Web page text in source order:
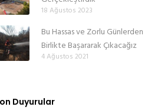
18 Ağustos 2023
Bu Hassas ve Zorlu Günlerden
Birlikte Başararak Çıkacağız
4 Ağustos 2021
Duyurular